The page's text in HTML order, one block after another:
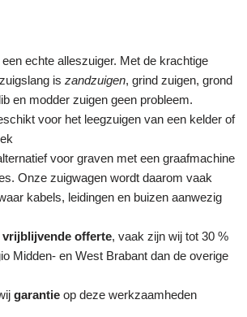
echte alleszuiger. Met de krachtige
is zandzuigen, grind zuigen, grond
en modder zuigen geen probleem.
voor het leegzuigen van een kelder of
voor graven met een graafmachine
Onze zuigwagen wordt daarom vaak
kabels, leidingen en buizen aanwezig
vrijblijvende offerte, vaak zijn wij tot 30 %
Midden- en West Brabant dan de overige
garantie op deze werkzaamheden